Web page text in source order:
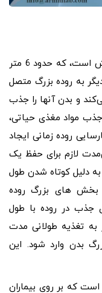
روده کوچک مهم‌ترین بخش دستگاه گوارش است، که حدود 6 متر
به روده بزرگ متصل
و بدن آنها را جذب
جذب مواد مغذی حیاتی،
روده زمانی ایجاد
لازم برای حفظ یک
به دلیل کوتاه شدن طول
بخش های بزرگ روده
جذب در روده با طول
به تغذیه طولانی مدت
بدن وارد شود. این
که بر روی بیماران